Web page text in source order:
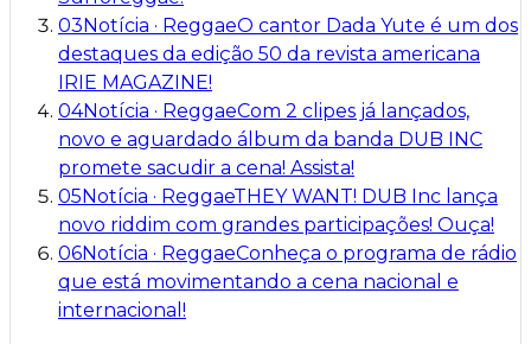
03Notícia · ReggaeO cantor Dada Yute é um dos
destaques da edição 50 da revista americana
IRIE MAGAZINE!
04Notícia · ReggaeCom 2 clipes já lançados,
novo e aguardado álbum da banda DUB INC
promete sacudir a cena! Assista!
05Notícia · ReggaeTHEY WANT! DUB Inc lança
novo riddim com grandes participações! Ouça!
06Notícia · ReggaeConheça o programa de rádio
que está movimentando a cena nacional e
internacional!